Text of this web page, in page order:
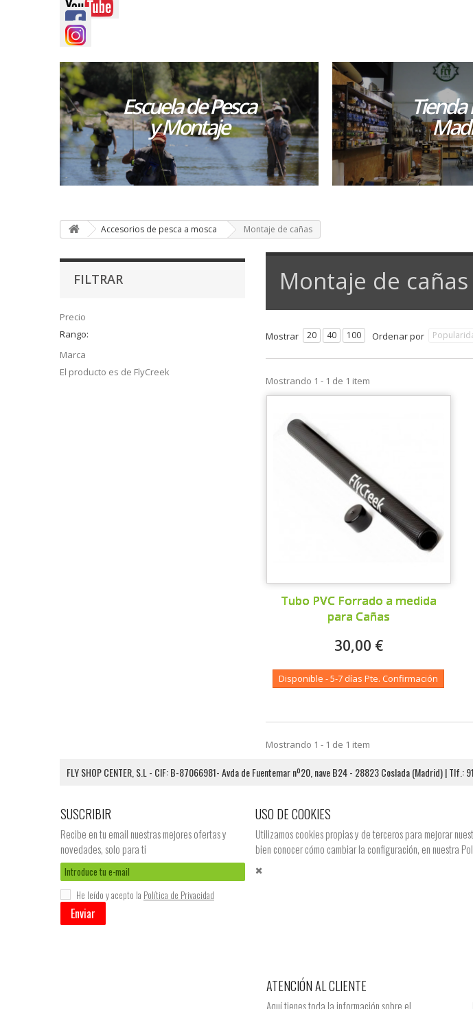
Escuela de Pesca
y Montaje
Tienda
Accesorios de pesca a mosca Montaje de cañas
FILTRAR
Precio
Rango:
Marca
El producto es de FlyCreek
Montaje de cañas
Mostrar Ordenar por
Mostrando 1 - 1 de 1 item
Tubo PVC Forrado a medida
para Cañas
30,00 €
Disponible - 5-7 días Pte. Confirmación
Mostrando 1 - 1 de 1 item
FLY SHOP CENTER, S.L - CIF: B-87066981- Avda de Fuentemar nº20, nave B24 - 28823 Coslada (Madrid) |
SUSCRIBIR
Recibe en tu email nuestras mejores ofertas y
novedades, solo para ti
He leído y acepto la Política de Privacidad
Enviar
USO DE COOKIES
Utilizamos cookies propias y de terceros para mejorar
bien conocer cómo cambiar la configuración, en nuestra
ATENCIÓN AL CLIENTE
Aquí tienes toda la información sobre el